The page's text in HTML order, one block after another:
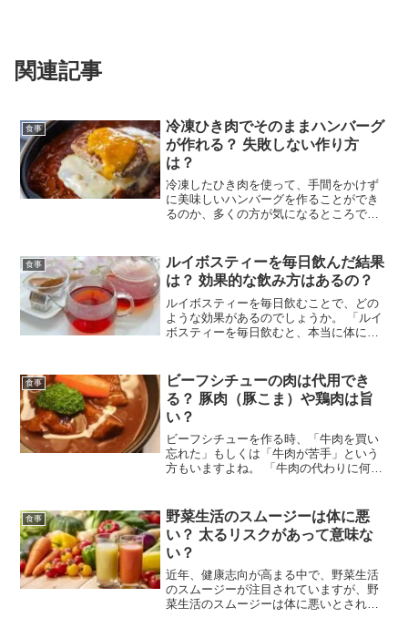
関連記事
食事
冷凍ひき肉でそのままハンバーグ
が作れる？ 失敗しない作り方
は？
冷凍したひき肉を使って、手間をかけず
に美味しいハンバーグを作ることができ
るのか、多くの方が気になるところで
いものです。 「冷凍ひき肉を使ってもハ
ンバーグは美味しくできる...
食事
ルイボスティーを毎日飲んだ結果
は？ 効果的な飲み方はあるの？
ルイボスティーを毎日飲むことで、どの
ような効果があるのでしょうか。 「ルイ
ボスティーを毎日飲むと、本当に体にい
の？」 「ルイボスティーは女性に特にお
すすめなの？」そんな疑問...
食事
ビーフシチューの肉は代用でき
る？ 豚肉（豚こま）や鶏肉は旨
い？
ビーフシチューを作る時、「牛肉を買い
忘れた」もしくは「牛肉が苦手」という
方もいますよね。 「牛肉の代わりに何を
以外の代用食材はあるの？」そんな疑問
ありますよね。この...
食事
野菜生活のスムージーは体に悪
い？ 太るリスクがあって意味な
い？
近年、健康志向が高まる中で、野菜生活
のスムージーが注目されていますが、野
菜生活のスムージーは体に悪いとされる